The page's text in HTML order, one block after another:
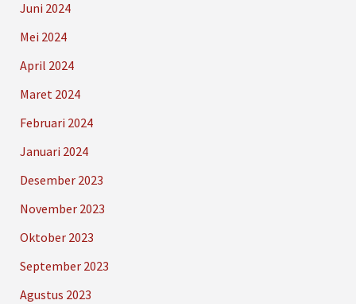
Juni 2024
Mei 2024
April 2024
Maret 2024
Februari 2024
Januari 2024
Desember 2023
November 2023
Oktober 2023
September 2023
Agustus 2023